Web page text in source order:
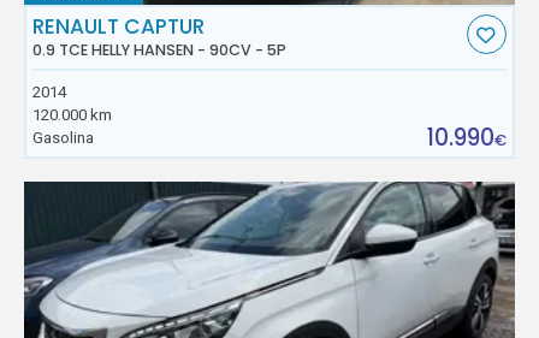
RENAULT CAPTUR
0.9 TCE HELLY HANSEN - 90CV - 5P
2014
120.000 km
Gasolina
10.990€